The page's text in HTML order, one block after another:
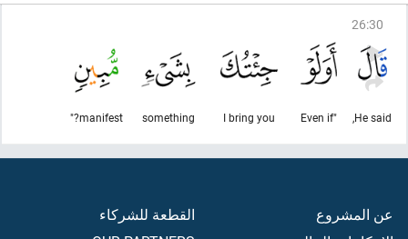
26:30
He said,
"Even if
I bring you
something
manifest?"
عن المشروع
القطعة للشركاء